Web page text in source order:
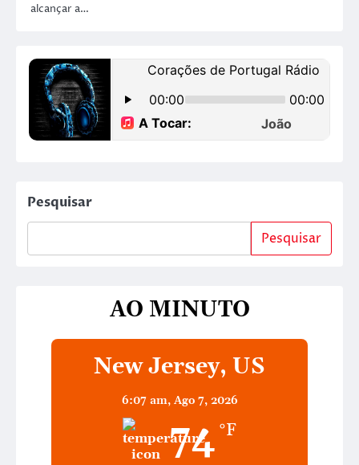
alcançar a…
Pesquisar
Pesquisar
AO MINUTO
New Jersey, US
6:07 am, Ago 7, 2026
74 °F